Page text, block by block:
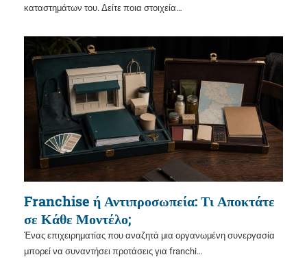
καταστημάτων του. Δείτε ποια στοιχεία…
Franchise ή Αντιπροσωπεία: Τι Αποκτάτε
σε Κάθε Μοντέλο;
Ένας επιχειρηματίας που αναζητά μια οργανωμένη συνεργασία
μπορεί να συναντήσει προτάσεις για franchi…